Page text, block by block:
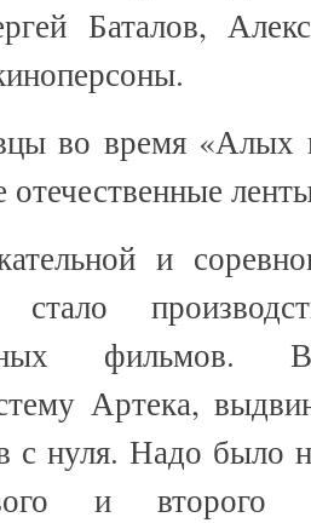
Баталов,
во время «Алых
и
стало
фильмов.
Артека,
с нуля. Надо было
и второго